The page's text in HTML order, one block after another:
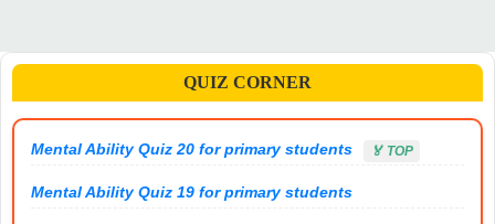
QUIZ CORNER
Mental Ability Quiz 20 for primary students 🏅 TOP
Mental Ability Quiz 19 for primary students